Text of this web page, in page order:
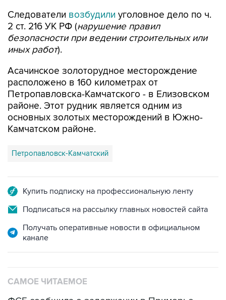
Следователи возбудили уголовное дело по ч.
2 ст. 216 УК РФ (нарушение правил
безопасности при ведении строительных или
иных работ).
Асачинское золоторудное месторождение
расположено в 160 километрах от
Петропавловска-Камчатского - в Елизовском
районе. Этот рудник является одним из
основных золотых месторождений в Южно-
Камчатском районе.
Петропавловск-Камчатский
Купить подписку на профессиональную ленту
Подписаться на рассылку главных новостей сайта
Получать оперативные новости в официальном
канале
САМОЕ ЧИТАЕМОЕ